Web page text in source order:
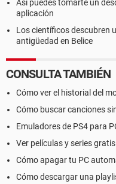
Así puedes tomarte un
aplicación
Los científicos descubren
antigüedad en Belice
CONSULTA TAMBIÉN
Cómo ver el historial del
Cómo buscar canciones
Emuladores de PS4 para
Ver películas y series
Cómo apagar tu PC
Cómo descargar una